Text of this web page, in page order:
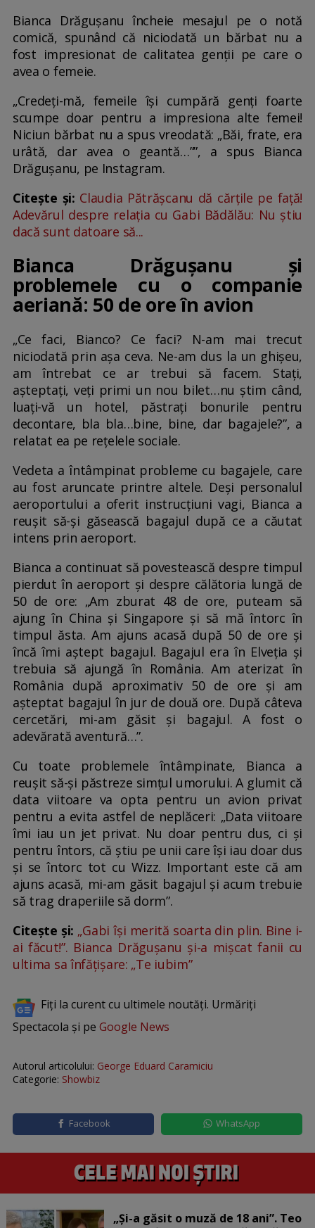
Bianca Drăgușanu încheie mesajul pe o notă
comică, spunând că niciodată un bărbat nu a
fost impresionat de calitatea genții pe care o
avea o femeie.
„Credeți-mă, femeile își cumpără genți foarte
scumpe doar pentru a impresiona alte femei!
Niciun bărbat nu a spus vreodată: „Băi, frate, era
urâtă, dar avea o geantă…””, a spus Bianca
Drăgușanu, pe Instagram.
Citește și: Claudia Pătrășcanu dă cărțile pe față!
Adevărul despre relația cu Gabi Bădălău: Nu știu
dacă sunt datoare să...
Bianca Drăgușanu și
problemele cu o companie
aeriană: 50 de ore în avion
„Ce faci, Bianco? Ce faci? N-am mai trecut
niciodată prin așa ceva. Ne-am dus la un ghișeu,
am întrebat ce ar trebui să facem. Stați,
așteptați, veți primi un nou bilet…nu știm când,
luați-vă un hotel, păstrați bonurile pentru
decontare, bla bla…bine, bine, dar bagajele?”, a
relatat ea pe rețelele sociale.
Vedeta a întâmpinat probleme cu bagajele, care
au fost aruncate printre altele. Deși personalul
aeroportului a oferit instrucțiuni vagi, Bianca a
reușit să-și găsească bagajul după ce a căutat
intens prin aeroport.
Bianca a continuat să povestească despre timpul
pierdut în aeroport și despre călătoria lungă de
50 de ore: „Am zburat 48 de ore, puteam să
ajung în China și Singapore și să mă întorc în
timpul ăsta. Am ajuns acasă după 50 de ore și
încă îmi aștept bagajul. Bagajul era în Elveția și
trebuia să ajungă în România. Am aterizat în
România după aproximativ 50 de ore și am
așteptat bagajul în jur de două ore. După câteva
cercetări, mi-am găsit și bagajul. A fost o
adevărată aventură…”.
Cu toate problemele întâmpinate, Bianca a
reușit să-și păstreze simțul umorului. A glumit că
data viitoare va opta pentru un avion privat
pentru a evita astfel de neplăceri: „Data viitoare
îmi iau un jet privat. Nu doar pentru dus, ci și
pentru întors, că știu pe unii care își iau doar dus
și se întorc tot cu Wizz. Important este că am
ajuns acasă, mi-am găsit bagajul și acum trebuie
să trag draperiile să dorm”.
Citește și: „Gabi își merită soarta din plin. Bine i-
ai făcut!”. Bianca Drăgușanu și-a mișcat fanii cu
ultima sa înfățișare: „Te iubim”
Fiți la curent cu ultimele noutăți. Urmăriți
Spectacola și pe Google News
Autorul articolului: George Eduard Caramiciu
Categorie: Showbiz
Facebook WhatsApp
„Și-a găsit o muză de 18 ani”. Teo